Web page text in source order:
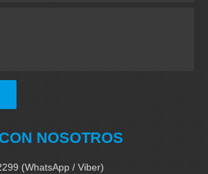
NOSOTROS
(WhatsApp / Viber)